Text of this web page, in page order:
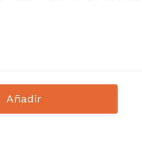
Añadir